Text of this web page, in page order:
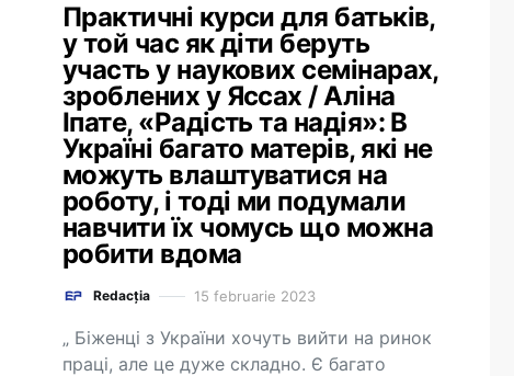
Практичні курси для батьків,
у той час як діти беруть
участь у наукових семінарах,
зроблених у Яссах / Аліна
Іпате, «Радість та надія»: В
Україні багато матерів, які не
можуть влаштуватися на
роботу, і тоді ми подумали
навчити їх чомусь що можна
робити вдома
Redacția 15 februarie 2023
„ Біженці з України хочуть вийти на ринок
праці, але це дуже складно. Є багато